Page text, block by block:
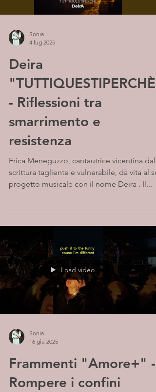
Sonia
4 lug 2025
Deira
"TUTTIQUESTIPERCHÈ"
- Riflessioni tra
smarrimento e
resistenza
Erica Meneguzzo, cantautrice vicentina
scrittura tagliente e vulnerabile, dà vita al
progetto musicale con il nome Deira . Il...
Load video
Sonia
16 giu 2025
Frammenti "Amore+" -
Rompere i confini